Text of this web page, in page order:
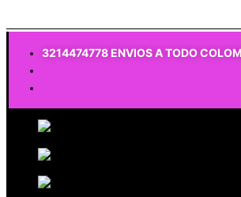
3214474778 ENVIOS A TODO